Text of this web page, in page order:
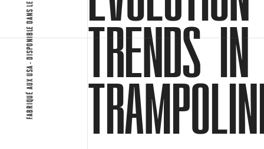
FABRIQUÉ AUX USA - DISPONIBLE DANS LE MONDE ENTIER
POURQUOI
A PROPOS
TRENDS IN